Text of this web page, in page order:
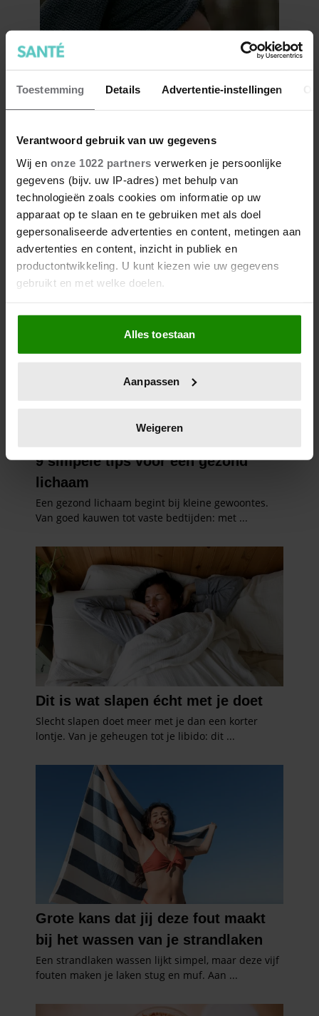
Toestemming Details Advertentie-instellingen
Verantwoord gebruik van uw gegevens
Wij en onze 1022 partners verwerken je persoonlijke
gegevens (bijv. uw IP-adres) met behulp van
technologieën zoals cookies om informatie op uw
apparaat op te slaan en te gebruiken met als doel
gepersonaliseerde advertenties en content, metingen aan
advertenties en content, inzicht in publiek en
productontwikkeling. U kunt kiezen wie uw gegevens
gebruikt en met welke doelen.
Als u het toestaat, willen we ook graag:
Informatie verzamelen over uw geografische
locatie, die tot een paar meter nauwkeurig kan zijn
scannen op specifieke eigenschappen (fingerprinting)
verwerkt en stel uw voorkeuren in het
intrekken in de Cookieverklaring.
personaliseren, om functies voor social media te bieden
en om ons websiteverkeer te analyseren. Ook delen we
informatie over uw gebruik van onze site met onze
partners voor social media, adverteren en analyse. Deze
partners kunnen deze gegevens combineren met andere
informatie die u aan ze heeft verstrekt of die ze hebben
verzameld op basis van uw gebruik van hun services. U
gaat akkoord met onze cookies als u onze website blijft
gebruiken.
Alles toestaan
Aanpassen
Weigeren
Collageen en de huid, waarom
dit eiwit zo essentieel is